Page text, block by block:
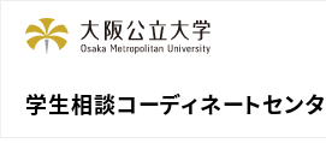
学生相談コーディネートセンタ